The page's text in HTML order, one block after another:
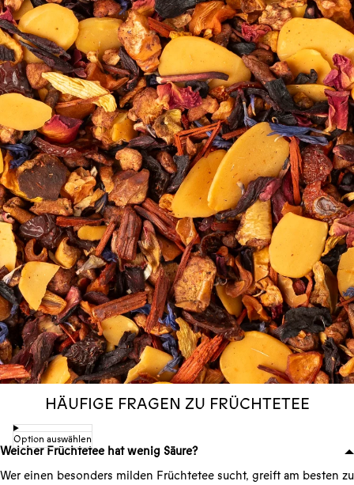
SPECU-LICIOUS
Option auswählen
HÄUFIGE FRAGEN ZU FRÜCHTETEE
Welcher Früchtetee hat wenig Säure?
Wer einen besonders milden Früchtetee sucht, greift am besten zu